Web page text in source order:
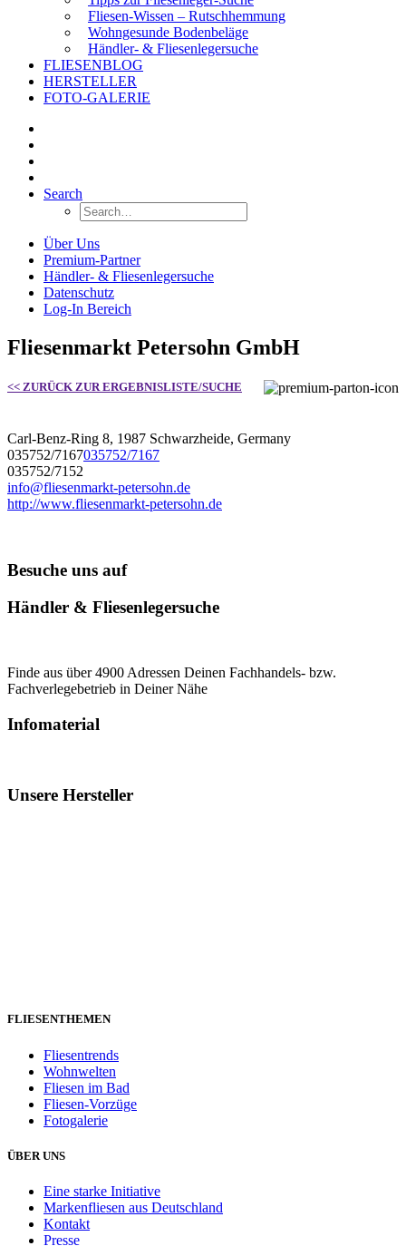
Fliesen-Wissen – Rutschhemmung
Wohngesunde Bodenbeläge
Händler- & Fliesenlegersuche
FLIESENBLOG
HERSTELLER
FOTO-GALERIE
Search
Über Uns
Premium-Partner
Händler- & Fliesenlegersuche
Datenschutz
Log-In Bereich
Fliesenmarkt Petersohn GmbH
<< ZURÜCK ZUR ERGEBNISLISTE/SUCHE
Carl-Benz-Ring 8, 1987 Schwarzheide, Germany
035752/7167035752/7167
035752/7152
info@fliesenmarkt-petersohn.de
http://www.fliesenmarkt-petersohn.de
Besuche uns auf
Händler & Fliesenlegersuche
Finde aus über 4900 Adressen Deinen Fachhandels- bzw.
Fachverlegebetrieb in Deiner Nähe
Infomaterial
Unsere Hersteller
FLIESENTHEMEN
Fliesentrends
Wohnwelten
Fliesen im Bad
Fliesen-Vorzüge
Fotogalerie
ÜBER UNS
Eine starke Initiative
Markenfliesen aus Deutschland
Kontakt
Presse